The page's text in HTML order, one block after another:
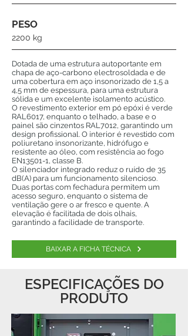
PESO
2200 kg
Dotada de uma estrutura autoportante em
chapa de aço-carbono electrosoldada e de
uma cobertura em aço insonorizado de 1,5 a
4,5 mm de espessura, para uma estrutura
sólida e um excelente isolamento acústico.
O revestimento exterior em pó epóxi é verde
RAL6017, enquanto o telhado, a base e o
painel são cinzentos RAL7012, garantindo um
design profissional. O interior é revestido com
poliuretano insonorizante, hidrófugo e
resistente ao óleo, com resistência ao fogo
EN13501-1, classe B.
O silenciador integrado reduz o ruído de 35
dB(A) para um funcionamento silencioso.
Duas portas com fechadura permitem um
acesso seguro, enquanto o sistema de
ventilação gere o ar fresco e quente. A
elevação é facilitada de dois olhais,
garantindo a facilidade de transporte.
BAIXAR A FICHA TÉCNICA
ESPECIFICAÇÕES DO
PRODUTO